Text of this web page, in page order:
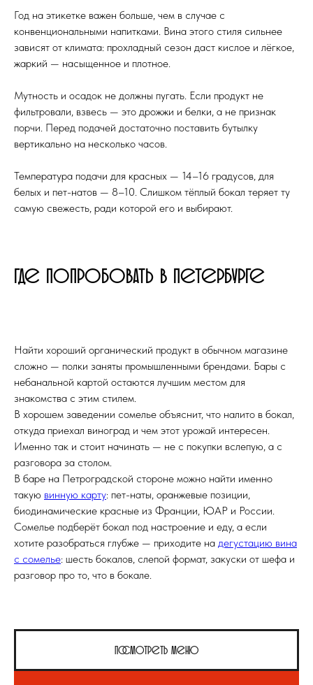
Год на этикетке важен больше, чем в случае с
конвенциональными напитками. Вина этого стиля сильнее
зависят от климата: прохладный сезон даст кислое и лёгкое,
жаркий — насыщенное и плотное.
Мутность и осадок не должны пугать. Если продукт не
фильтровали, взвесь — это дрожжи и белки, а не признак
порчи. Перед подачей достаточно поставить бутылку
вертикально на несколько часов.
Температура подачи для красных — 14–16 градусов, для
белых и пет-натов — 8–10. Слишком тёплый бокал теряет ту
самую свежесть, ради которой его и выбирают.
Где попробовать в Петербурге
Найти хороший органический продукт в обычном магазине
сложно — полки заняты промышленными брендами. Бары с
небанальной картой остаются лучшим местом для
знакомства с этим стилем.
В хорошем заведении сомелье объяснит, что налито в бокал,
откуда приехал виноград и чем этот урожай интересен.
Именно так и стоит начинать — не с покупки вслепую, а с
разговора за столом.
В баре на Петроградской стороне можно найти именно
такую винную карту: пет-наты, оранжевые позиции,
биодинамические красные из Франции, ЮАР и России.
Сомелье подберёт бокал под настроение и еду, а если
хотите разобраться глубже — приходите на дегустацию вина
с сомелье: шесть бокалов, слепой формат, закуски от шефа и
разговор про то, что в бокале.
Посмотреть меню